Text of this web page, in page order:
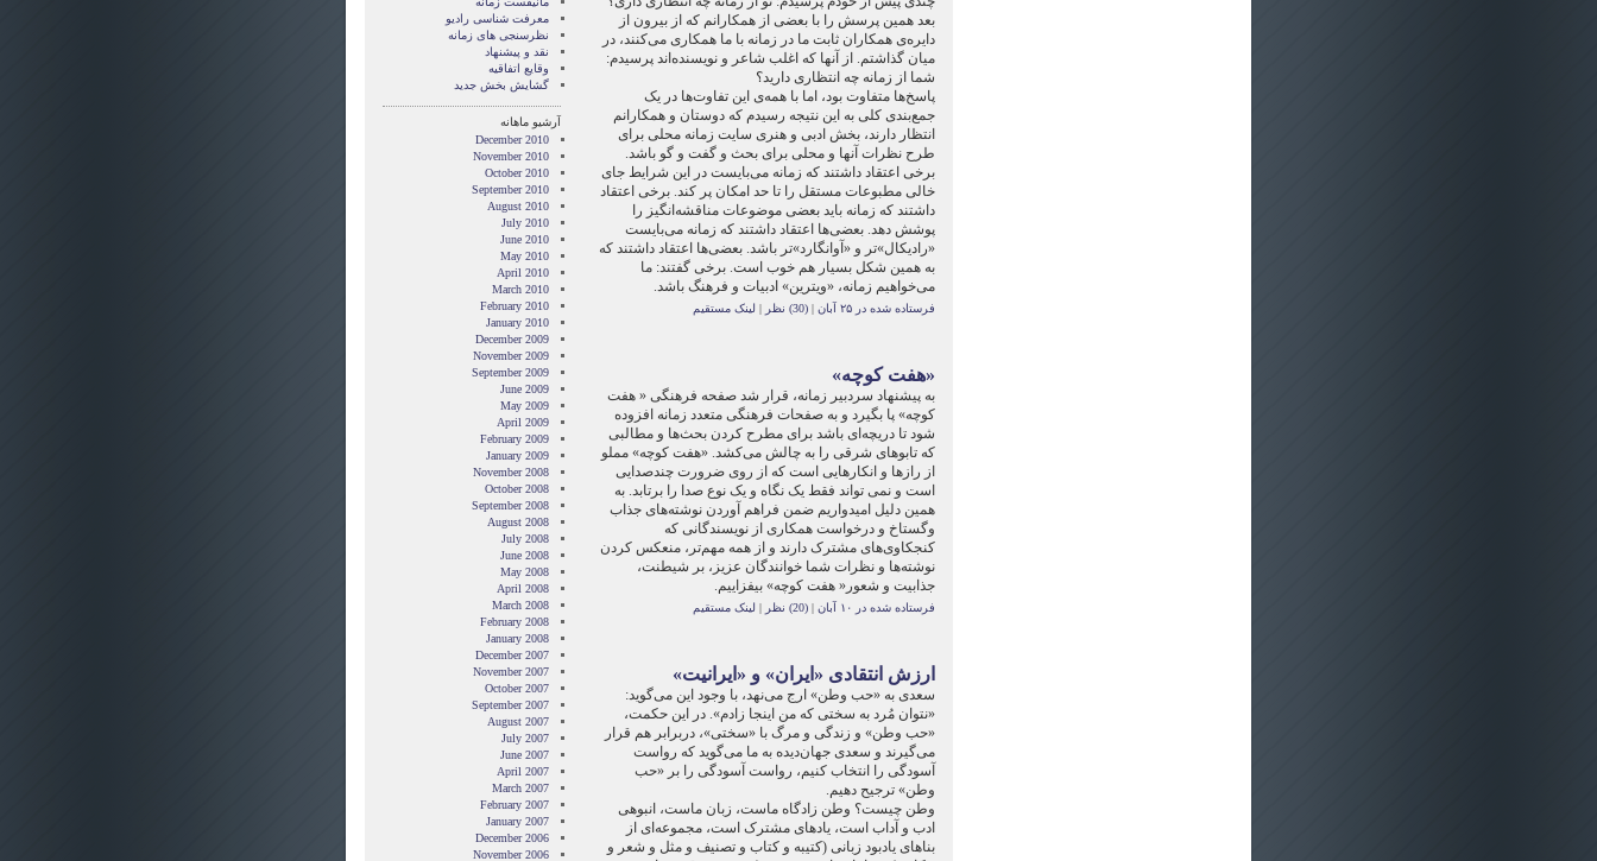
بعد همین پرسش را با بعضی از همکارانم که از بیرون از
دایره‌ی همکاران ثابت ما در زمانه با ما همکاری می‌کنند، در
میان گذاشتم. از آنها که اغلب شاعر و نویسنده‌اند پرسیدم:
شما از زمانه چه انتظاری دارید؟
پاسخ‌ها متفاوت بود، اما با همه‌ی این تفاوت‌ها در یک
جمع‌بندی کلی به این نتیجه رسیدم که دوستان و همکارانم
انتظار دارند، بخش ادبی و هنری سایت زمانه محلی برای
طرح نظرات آنها و محلی برای بحث و گفت و گو باشد.
برخی اعتقاد داشتند که زمانه می‌بایست در این شرایط جای
خالی مطبوعات مستقل را تا حد امکان پر کند. برخی اعتقاد
داشتند که زمانه باید بعضی موضوعات مناقشه‌انگیز را
پوشش دهد. بعضی‌ها اعتقاد داشتند که زمانه می‌بایست
«رادیکال‌»‌تر و «آوانگارد»‌تر باشد. بعضی‌ها اعتقاد داشتند که
به همین شکل بسیار هم خوب است. برخی گفتند: ما
می‌خواهیم زمانه، «ویترین» ادبیات و فرهنگ باشد.
فرستاده شده در ۲۵ آبان |(30) نظر | لینک مستقیم
«هفت کوچه»
به پیشنهاد سردبیر زمانه، قرار شد صفحه فرهنگی « هفت
کوچه» پا بگیرد و به صفحات فرهنگی متعدد زمانه افزوده
شود تا دریچه‌ای باشد برای مطرح کردن بحث‌ها و مطالبی
که تابوهای شرقی را به چالش می‌کشد. «هفت کوچه» مملو
از رازها و انکارهایی است که از روی ضرورت چندصدایی
است و نمی تواند فقط یک نگاه و یک نوع صدا را برتابد. به
همین دلیل امیدواریم ضمن فراهم آوردن نوشته‌های جذاب
وگستاخ و درخواست همکاری از نویسندگانی که
کنجکاوی‌های مشترک دارند و از همه مهم‌تر، منعکس کردن
نوشته‌ها و نظرات شما خوانندگان عزیز، بر شیطنت،
جذابیت و شعور« هفت کوچه» بیفزاییم.
فرستاده شده در ۱۰ آبان |(20) نظر | لینک مستقیم
ارزش انتقادی «ایران» و «ایرانیت»
سعدی به «حب وطن» ارج می‌نهد، با وجود این می‌گوید:
«نتوان مُرد به سختی که من اینجا زادم». در این حکمت،
«حب وطن» و زندگی و مرگ با «سختی»، دربرابر هم قرار
می‌گیرند و سعدی جهان‌دیده به ما می‌گوید که رواست
آسودگی را انتخاب کنیم، رواست آسودگی را بر «حب
وطن» ترجیح دهیم.
وطن چیست؟ وطن زادگاه ماست، زبان ماست، انبوهی
ادب و آداب است، یادهای مشترک است، مجموعه‌ای از
بناهای یادبود زبانی (کتیبه و کتاب و تصنیف و مثل و شعر و
معرفت شناسی راديو
نظرسنجی های زمانه
نقد و پيشنهاد
وقايع اتفاقيه
گشایش بخش جدید
آرشیو ماهانه
December 2010
November 2010
October 2010
September 2010
August 2010
July 2010
June 2010
May 2010
April 2010
March 2010
February 2010
January 2010
December 2009
November 2009
September 2009
June 2009
May 2009
April 2009
February 2009
January 2009
November 2008
October 2008
September 2008
August 2008
July 2008
June 2008
May 2008
April 2008
March 2008
February 2008
January 2008
December 2007
November 2007
October 2007
September 2007
August 2007
July 2007
June 2007
April 2007
March 2007
February 2007
January 2007
December 2006
November 2006